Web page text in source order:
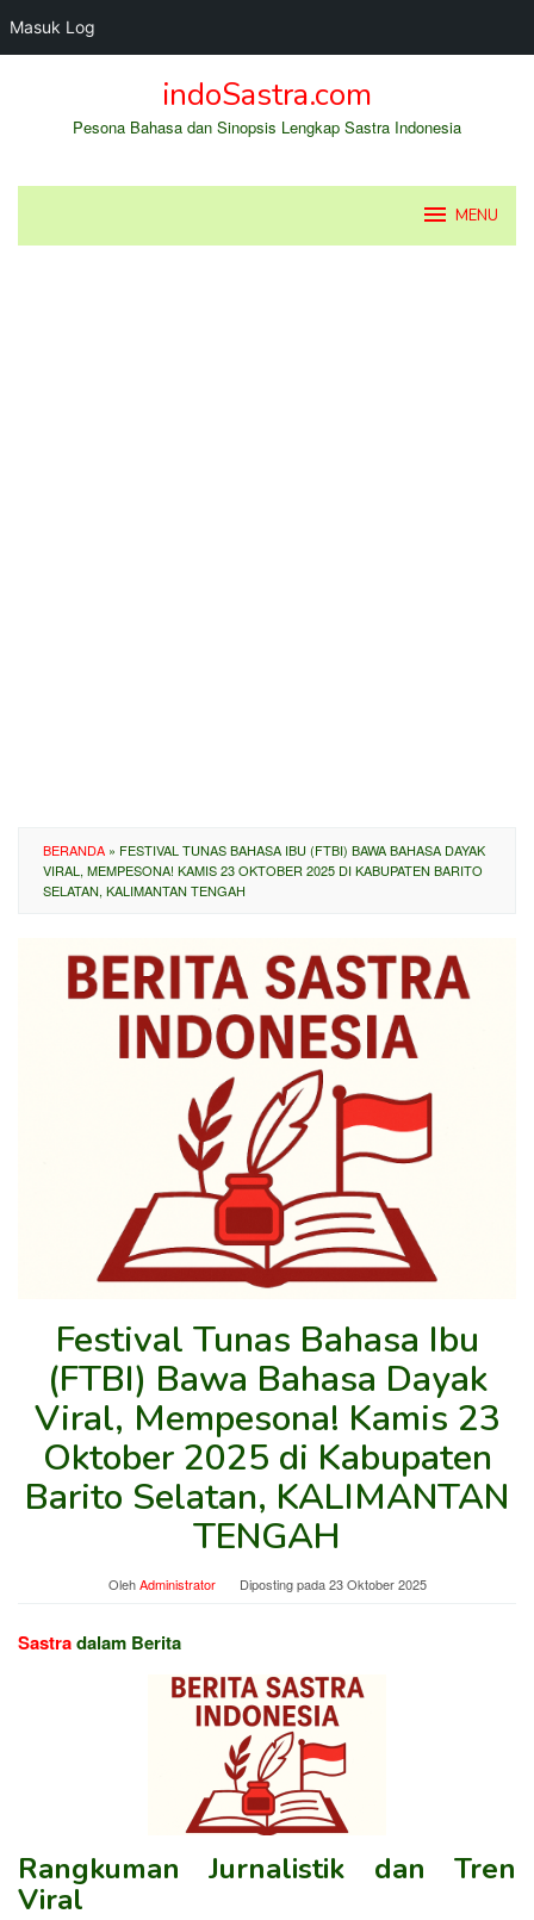
Masuk Log
indoSastra.com
Pesona Bahasa dan Sinopsis Lengkap Sastra Indonesia
MENU
BERANDA » FESTIVAL TUNAS BAHASA IBU (FTBI) BAWA BAHASA DAYAK
VIRAL, MEMPESONA! KAMIS 23 OKTOBER 2025 DI KABUPATEN BARITO
SELATAN, KALIMANTAN TENGAH
Festival Tunas Bahasa Ibu
(FTBI) Bawa Bahasa Dayak
Viral, Mempesona! Kamis 23
Oktober 2025 di Kabupaten
Barito Selatan, KALIMANTAN
TENGAH
OlehAdministrator Diposting pada23 Oktober 2025
Sastradalam Berita
Rangkuman Jurnalistik dan Tren
Viral